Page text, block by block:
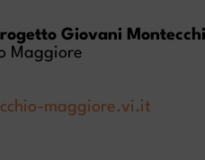
Giovani
Maggiore
maggiore.vi.it